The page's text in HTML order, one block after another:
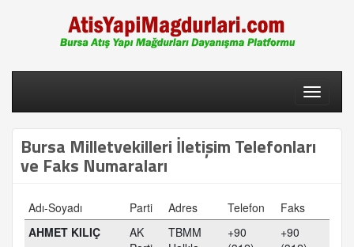
Toggle
Bursa Milletvekilleri İletişim Telefonları
ve Faks Numaraları
Adı-Soyadı Parti Adres Telefon
Faks
AHMET KILIÇ
AK
TBMM
+90
+90